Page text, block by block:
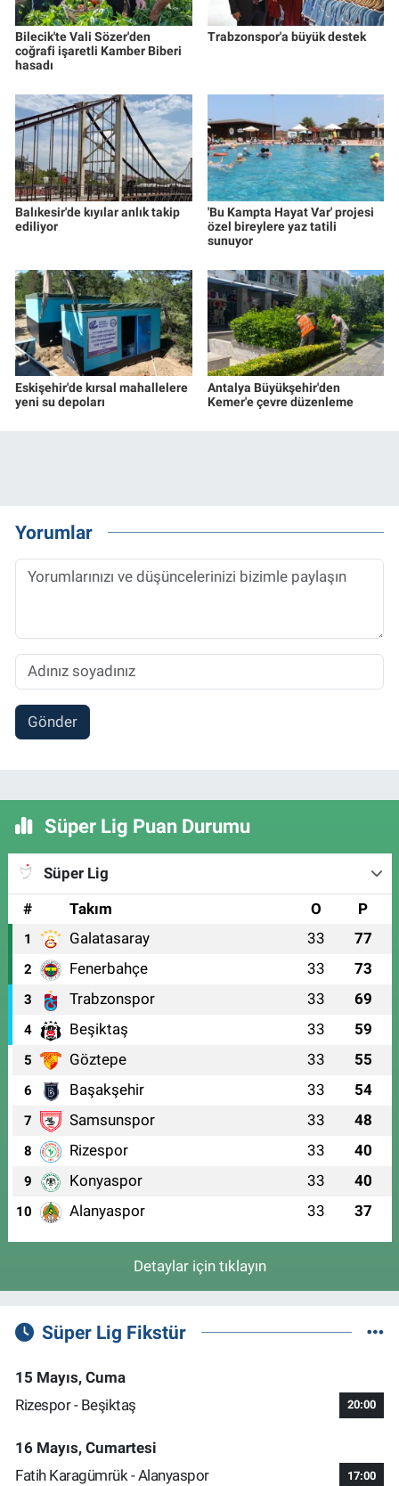
Bilecik'te Vali Sözer'den
coğrafi işaretli Kamber Biberi
hasadı
Trabzonspor'a büyük destek
Balıkesir'de kıyılar anlık takip
ediliyor
'Bu Kampta Hayat Var' projesi
özel bireylere yaz tatili
sunuyor
Eskişehir'de kırsal mahallelere
yeni su depoları
Antalya Büyükşehir'den
Kemer'e çevre düzenleme
Yorumlar
Gönder
Süper Lig Puan Durumu
Süper Lig
#
Takım O P
1 Galatasaray 33 77
2 Fenerbahçe 33 73
3 Trabzonspor 33 69
4 Beşiktaş 33 59
5 Göztepe 33 55
6 Başakşehir 33 54
7 Samsunspor 33 48
8 Rizespor 33 40
9 Konyaspor 33 40
10 Alanyaspor 33 37
Detaylar için tıklayın
Süper Lig Fikstür
15 Mayıs, Cuma
Rizespor - Beşiktaş
20:00
16 Mayıs, Cumartesi
Fatih Karagümrük - Alanyaspor
17:00